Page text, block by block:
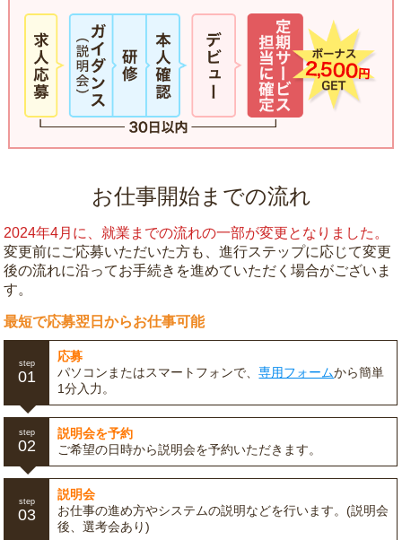
お仕事開始までの流れ
2024年4月に、就業までの流れの一部が変更となりました。
変更前にご応募いただいた方も、進行ステップに応じて変更
後の流れに沿ってお手続きを進めていただく場合がございま
す。
最短で応募翌日からお仕事可能
step
01
応募
パソコンまたはスマートフォンで、専用フォームから簡単
1分入力。
step
02
説明会を予約
ご希望の日時から説明会を予約いただきます。
step
03
説明会
お仕事の進め方やシステムの説明などを行います。(説明会
後、選考会あり)